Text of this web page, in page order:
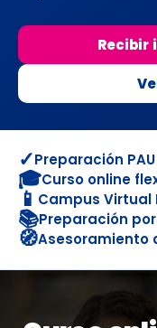
Recibir
✓Preparación
🎓Curso online
📱 Campus Virtual
📚Preparación
🧭Asesoramiento